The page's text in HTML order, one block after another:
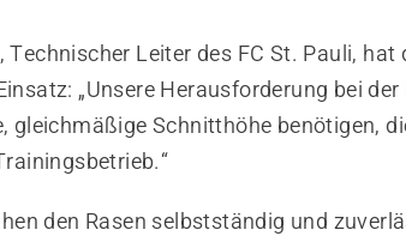
Technischer Leiter des FC St. Pauli,
„Unsere Herausforderung bei
gleichmäßige Schnitthöhe benötigen,
den Rasen selbstständig und